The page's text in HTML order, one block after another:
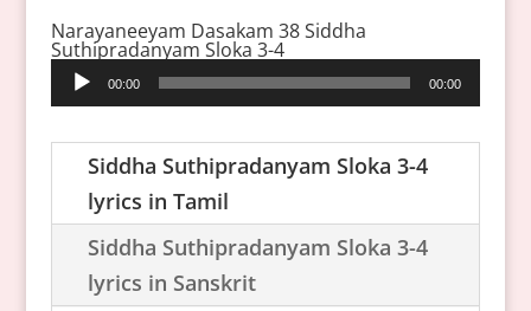
Narayaneeyam Dasakam 38 Siddha
Suthipradanyam Sloka 3-4
Audio
Player
00:00 00:00
Siddha Suthipradanyam Sloka 3-4
lyrics in Tamil
Siddha Suthipradanyam Sloka 3-4
lyrics in Sanskrit